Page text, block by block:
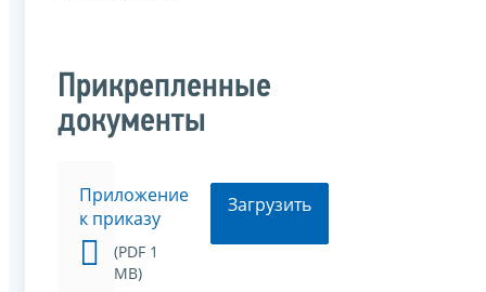
Прикрепленные
документы
Приложение
к приказу
(PDF 1
MB)
Загрузить